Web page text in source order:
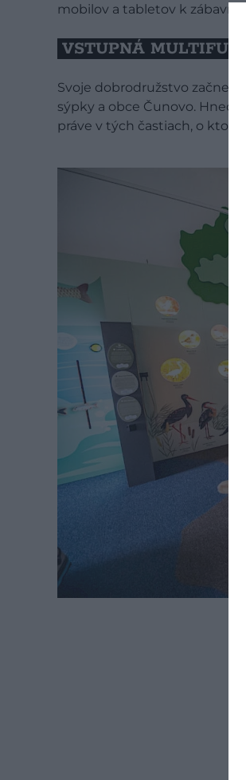
mobilov a tabletov k
VSTUPNÁ
Svoje dobrodružstvo
sýpky a obce Čunovo. Hneď
práve v tých častiach, o